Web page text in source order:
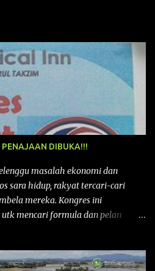
PENAJAAN DIBUKA!!!
masalah ekonomi dan
sara hidup, rakyat tercari-cari
mereka. Kongres ini
mencari formula dan pelan
12 September 2015 di Shah